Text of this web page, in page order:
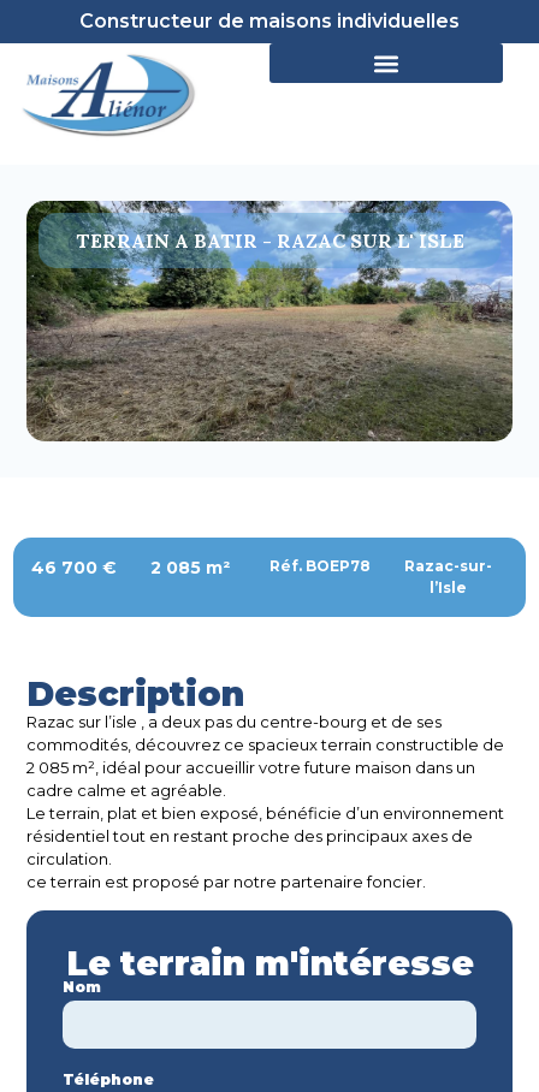
Constructeur de maisons individuelles
TERRAIN A BATIR - RAZAC SUR L' ISLE
46 700 € 2 085 m² Réf. BOEP78
Razac-sur-
l’Isle
Description
Razac sur l’isle , a deux pas du centre-bourg et de ses
commodités, découvrez ce spacieux terrain constructible de
2 085 m², idéal pour accueillir votre future maison dans un
cadre calme et agréable.
Le terrain, plat et bien exposé, bénéficie d’un environnement
résidentiel tout en restant proche des principaux axes de
circulation.
ce terrain est proposé par notre partenaire foncier.
Le terrain m'intéresse
Nom
Téléphone